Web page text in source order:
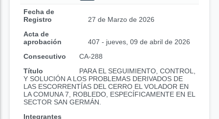
Fecha de
Registro
27 de Marzo de 2026
Acta de
aprobación
407 - jueves, 09 de abril de 2026
Consecutivo
CA-288
Título
PARA EL SEGUIMIENTO, CONTROL,
Y SOLUCIÓN A LOS PROBLEMAS DERIVADOS DE
LAS ESCORRENTÍAS DEL CERRO EL VOLADOR EN
LA COMUNA 7, ROBLEDO, ESPECÍFICAMENTE EN EL
SECTOR SAN GERMÁN.
Integrantes